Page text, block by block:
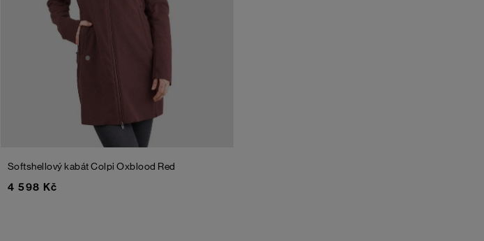
Softshellový kabát ColpiOxblood Red
4 598 Kč